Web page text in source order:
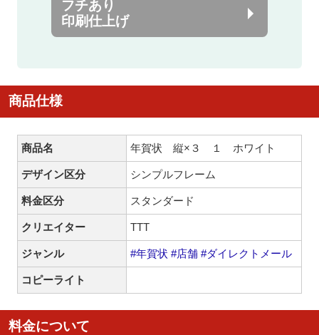
フチあり
印刷仕上げ
商品仕様
商品名 年賀状 縦×３ １ ホワイト
デザイン区分 シンプルフレーム
料金区分 スタンダード
クリエイター TTT
ジャンル #年賀状 #店舗 #ダイレクトメール
コピーライト
料金について